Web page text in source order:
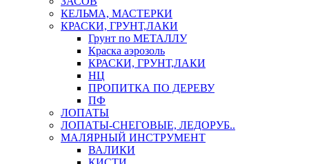
КЕЛЬМА, МАСТЕРКИ
КРАСКИ, ГРУНТ,ЛАКИ
Грунт по МЕТАЛЛУ
Краска аэрозоль
КРАСКИ, ГРУНТ,ЛАКИ
НЦ
ПРОПИТКА ПО ДЕРЕВУ
ПФ
ЛОПАТЫ
ЛОПАТЫ-СНЕГОВЫЕ, ЛЕДОРУБ..
МАЛЯРНЫЙ ИНСТРУМЕНТ
ВАЛИКИ